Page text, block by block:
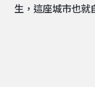
生，這座城市也就